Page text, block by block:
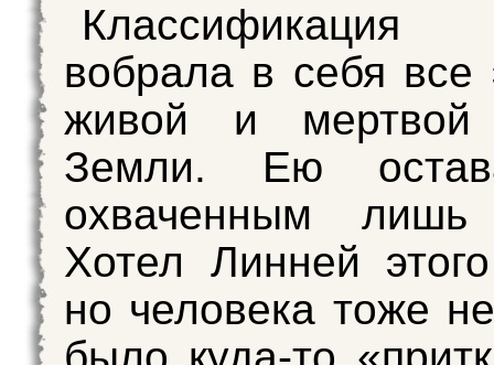
вобрала в себя все
живой и мертвой
Земли. Ею
охваченным лишь
Хотел Линней
но человека тоже